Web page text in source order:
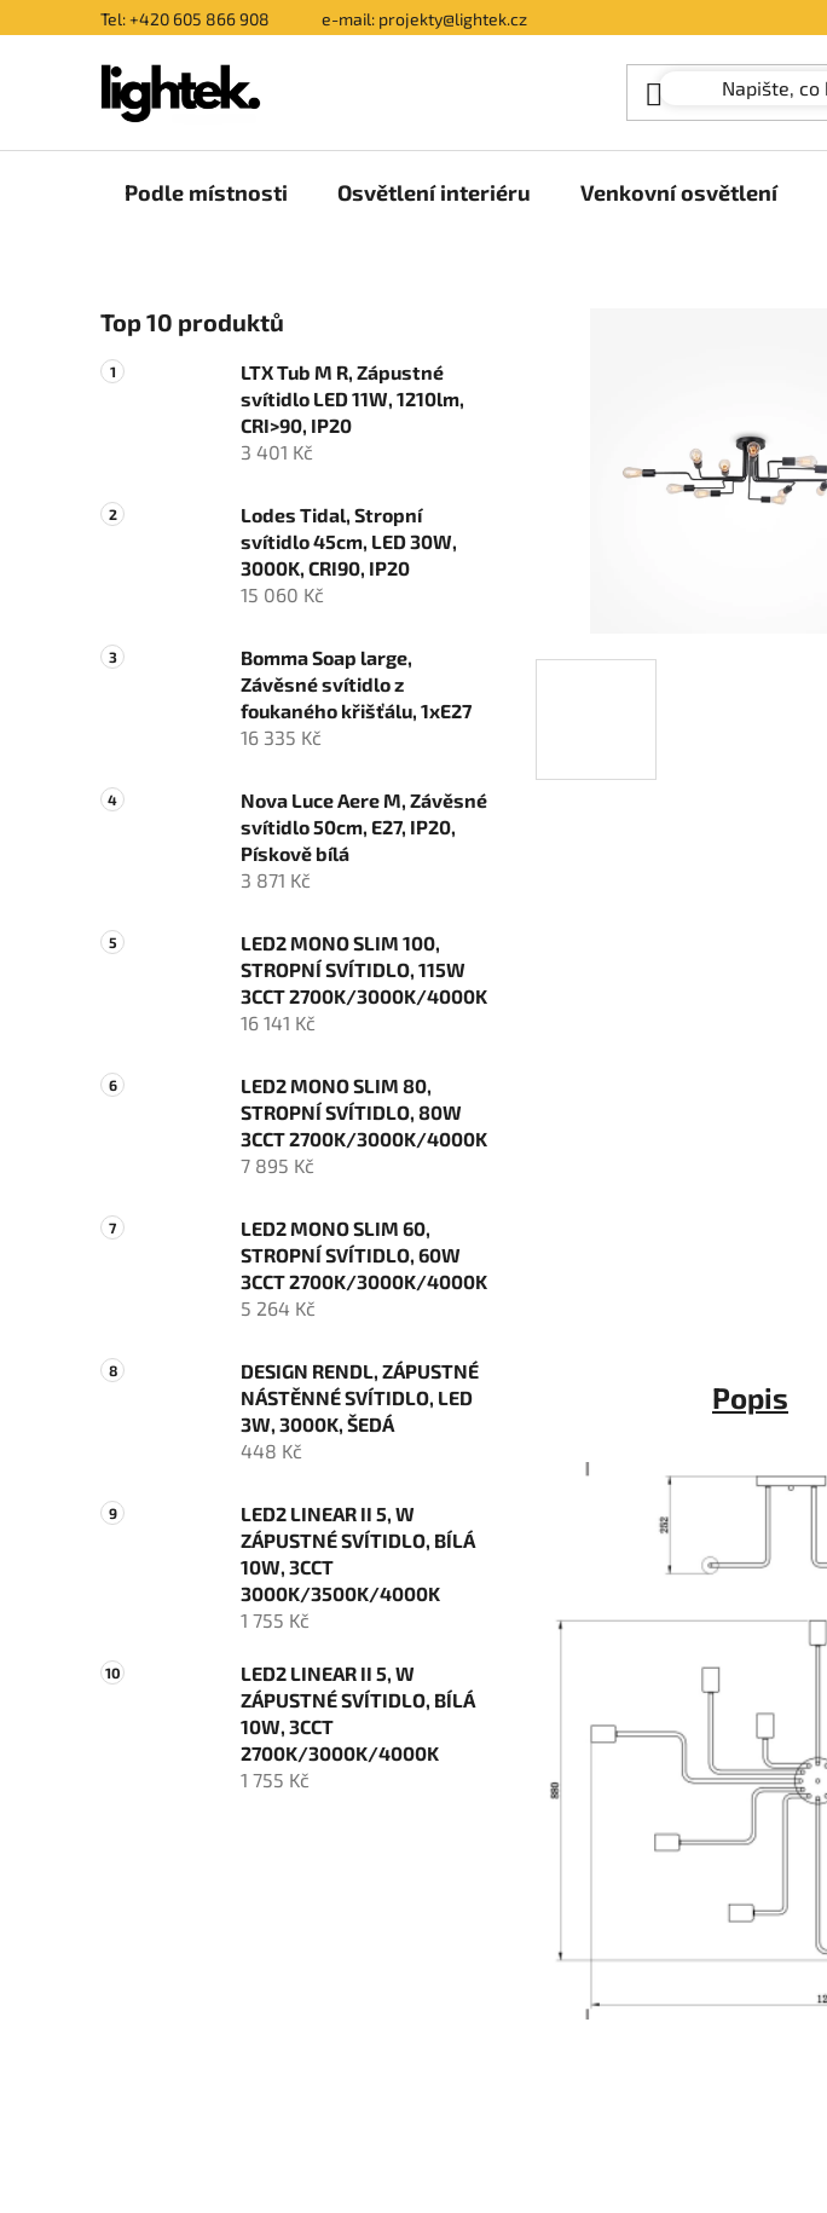
na
Tel: +420 605 866 908 e-mail: projekty@lightek.cz
Podle místnosti Osvětlení interiéru Venkovní osvětlení
o
s
t
n
n
e
Top 10 produktů
LTX Tub M R, Zápustné
svítidlo LED 11W, 1210lm,
CRI>90, IP20
3 401 Kč
Lodes Tidal, Stropní
svítidlo 45cm, LED 30W,
3000K, CRI90, IP20
15 060 Kč
Bomma Soap large,
Závěsné svítidlo z
foukaného křišťálu, 1xE27
16 335 Kč
Nova Luce Aere M, Závěsné
svítidlo 50cm, E27, IP20,
Pískově bílá
3 871 Kč
LED2 MONO SLIM 100,
STROPNÍ SVÍTIDLO, 115W
3CCT 2700K/3000K/4000K
16 141 Kč
LED2 MONO SLIM 80,
STROPNÍ SVÍTIDLO, 80W
3CCT 2700K/3000K/4000K
7 895 Kč
LED2 MONO SLIM 60,
STROPNÍ SVÍTIDLO, 60W
3CCT 2700K/3000K/4000K
5 264 Kč
DESIGN RENDL, ZÁPUSTNÉ
NÁSTĚNNÉ SVÍTIDLO, LED
3W, 3000K, ŠEDÁ
448 Kč
LED2 LINEAR II 5, W
ZÁPUSTNÉ SVÍTIDLO, BÍLÁ
10W, 3CCT
3000K/3500K/4000K
1 755 Kč
LED2 LINEAR II 5, W
ZÁPUSTNÉ SVÍTIDLO, BÍLÁ
10W, 3CCT
2700K/3000K/4000K
1 755 Kč
Popis